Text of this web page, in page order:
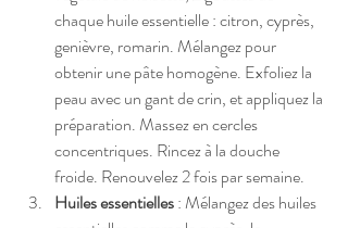
chaque huile essentielle : citron, cyprès,
genièvre, romarin. Mélangez pour
obtenir une pâte homogène. Exfoliez la
peau avec un gant de crin, et appliquez la
préparation. Massez en cercles
concentriques. Rincez à la douche
froide. Renouvelez 2 fois par semaine.
Huiles essentielles : Mélangez des huiles